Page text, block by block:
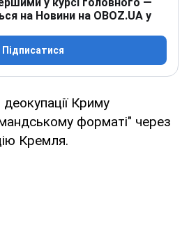
на Новини на OBOZ.UA у
Підписатися
Криму
форматі" через
Кремля.